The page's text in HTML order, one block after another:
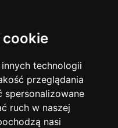
technologii
przeglądania
spersonalizowane
ruch w naszej
nasi
13744
12928
4886
4307
3426
Warszawa
Korepetycje
Online
14836
Kraków 7753
Wrocław
Filtruj